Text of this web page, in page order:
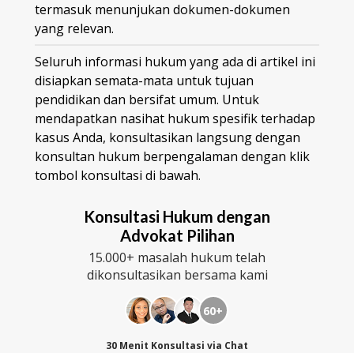
termasuk menunjukan dokumen-dokumen
yang relevan.
Seluruh informasi hukum yang ada di artikel ini
disiapkan semata-mata untuk tujuan
pendidikan dan bersifat umum. Untuk
mendapatkan nasihat hukum spesifik terhadap
kasus Anda, konsultasikan langsung dengan
konsultan hukum berpengalaman dengan klik
tombol konsultasi di bawah.
Konsultasi Hukum dengan
Advokat Pilihan
15.000+ masalah hukum telah
dikonsultasikan bersama kami
60+
30 Menit Konsultasi via Chat